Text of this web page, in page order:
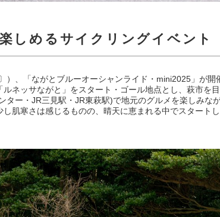
しめるサイクリングイベント
）、「ながとブルーオーシャンライド・mini2025」が
ルネッサながと」をスタート・ゴール地点とし、萩市
ター・JR三見駅・JR東萩駅)で地元のグルメを楽しみ
肌寒さは感じるものの、晴天に恵まれる中でスタートし